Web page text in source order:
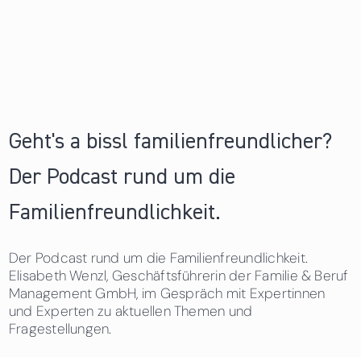
Geht's a bissl familienfreundlicher?
Der Podcast rund um die
Familienfreundlichkeit.
Der Podcast rund um die Familienfreundlichkeit.
Elisabeth Wenzl, Geschäftsführerin der Familie & Beruf
Management GmbH, im Gespräch mit Expertinnen
und Experten zu aktuellen Themen und
Fragestellungen.